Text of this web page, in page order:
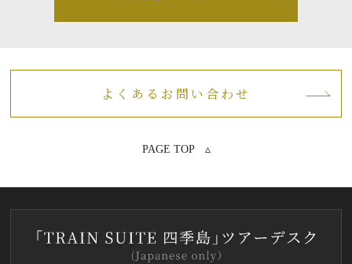
よくあるお問い合わせ
PAGE TOP ▵